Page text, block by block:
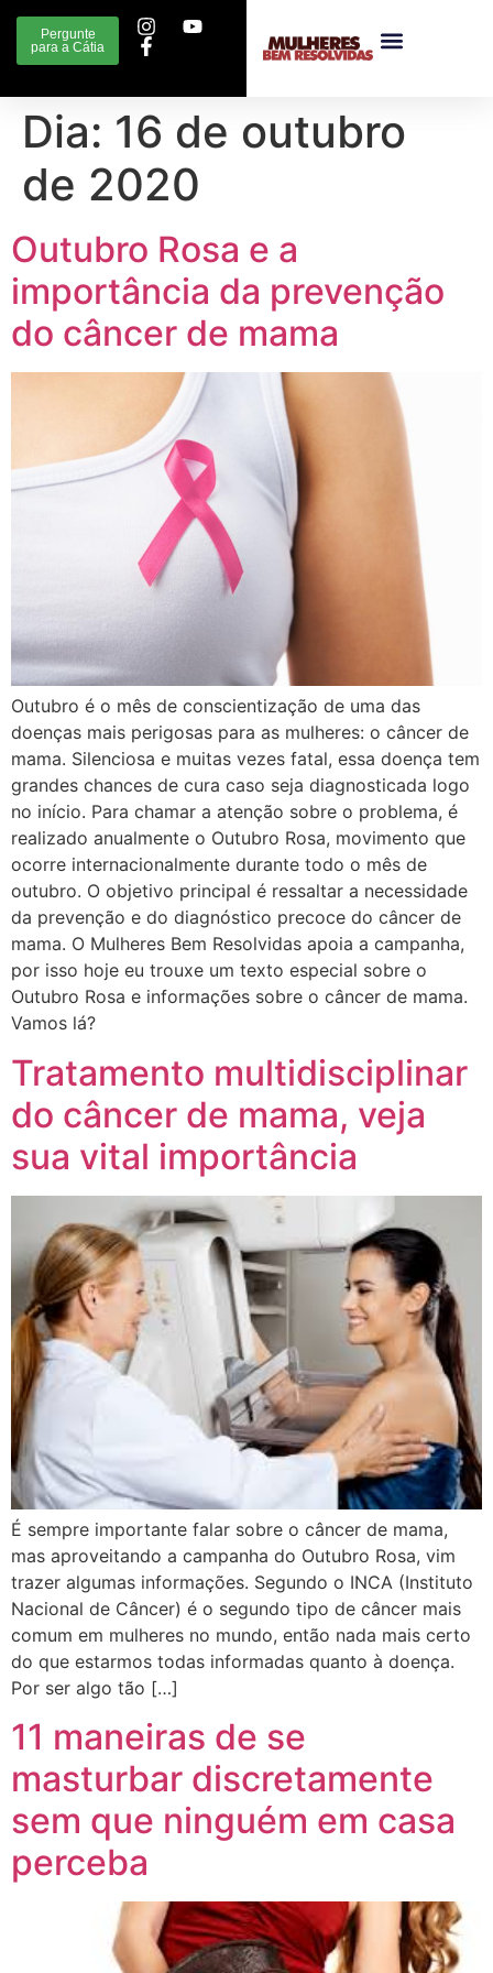
Pergunte
para a Cátia
Dia: 16 de outubro
de 2020
Outubro Rosa e a
importância da prevenção
do câncer de mama
Outubro é o mês de conscientização de uma das
doenças mais perigosas para as mulheres: o câncer de
mama. Silenciosa e muitas vezes fatal, essa doença tem
grandes chances de cura caso seja diagnosticada logo
no início. Para chamar a atenção sobre o problema, é
realizado anualmente o Outubro Rosa, movimento que
ocorre internacionalmente durante todo o mês de
outubro. O objetivo principal é ressaltar a necessidade
da prevenção e do diagnóstico precoce do câncer de
mama. O Mulheres Bem Resolvidas apoia a campanha,
por isso hoje eu trouxe um texto especial sobre o
Outubro Rosa e informações sobre o câncer de mama.
Vamos lá?
Tratamento multidisciplinar
do câncer de mama, veja
sua vital importância
É sempre importante falar sobre o câncer de mama,
mas aproveitando a campanha do Outubro Rosa, vim
trazer algumas informações. Segundo o INCA (Instituto
Nacional de Câncer) é o segundo tipo de câncer mais
comum em mulheres no mundo, então nada mais certo
do que estarmos todas informadas quanto à doença.
Por ser algo tão […]
11 maneiras de se
masturbar discretamente
sem que ninguém em casa
perceba